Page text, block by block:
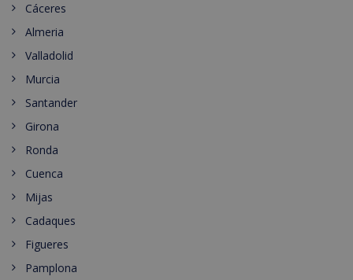
Cáceres
Almeria
Valladolid
Murcia
Santander
Girona
Ronda
Cuenca
Mijas
Cadaques
Figueres
Pamplona